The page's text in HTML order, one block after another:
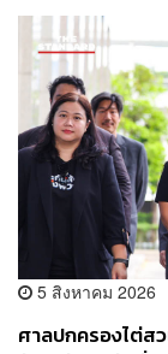
5 สิงหาคม 2026
ศาลปกครองไต่ส